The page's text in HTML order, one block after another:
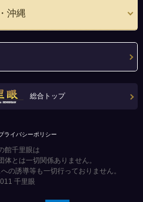
沖縄
総合トップ
ライバシーポリシー
館千里眼は
とは一切関係ありません。
の誘導等も一切行っておりません。
千里眼